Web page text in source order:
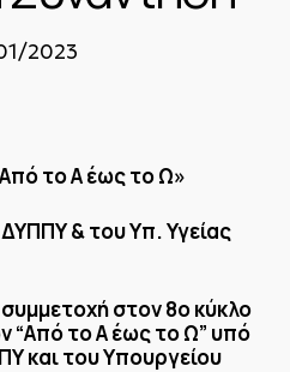
2023
το Α έως το Ω»
& του Υπ. Υγείας
στον 8ο κύκλο
“Από το Α έως το Ω” υπό
και του Υπουργείου